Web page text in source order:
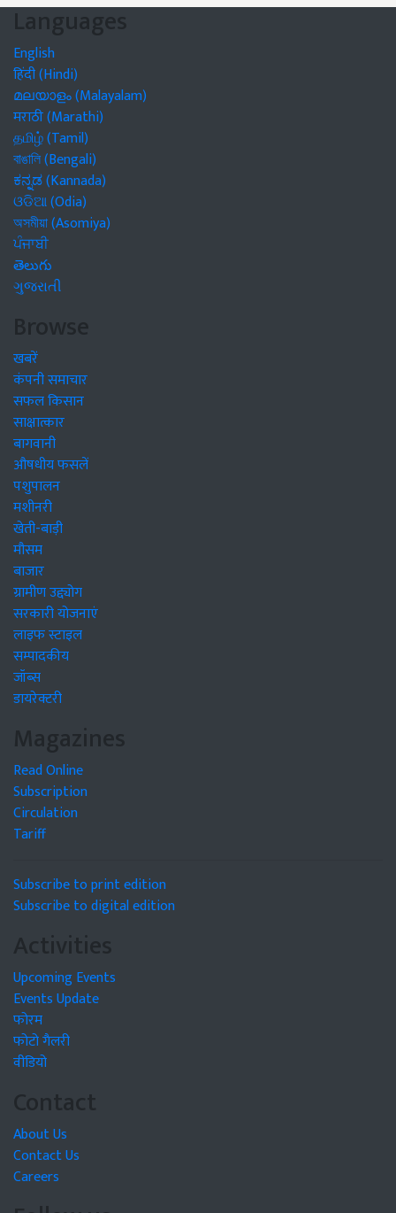
Languages
English
हिंदी (Hindi)
മലയാളം (Malayalam)
मराठी (Marathi)
தமிழ் (Tamil)
বাঙালি (Bengali)
ಕನ್ನಡ (Kannada)
ଓଡିଆ (Odia)
অসমীয়া (Asomiya)
ਪੰਜਾਬੀ
తెలుగు
ગુજરાતી
Browse
खबरें
कंपनी समाचार
सफल किसान
साक्षात्कार
बागवानी
औषधीय फसलें
पशुपालन
मशीनरी
खेती-बाड़ी
मौसम
बाजार
ग्रामीण उद्द्योग
सरकारी योजनाएं
लाइफ स्टाइल
सम्पादकीय
जॉब्स
डायरेक्टरी
Magazines
Read Online
Subscription
Circulation
Tariff
Subscribe to print edition
Subscribe to digital edition
Activities
Upcoming Events
Events Update
फोरम
फोटो गैलरी
वीडियो
Contact
About Us
Contact Us
Careers